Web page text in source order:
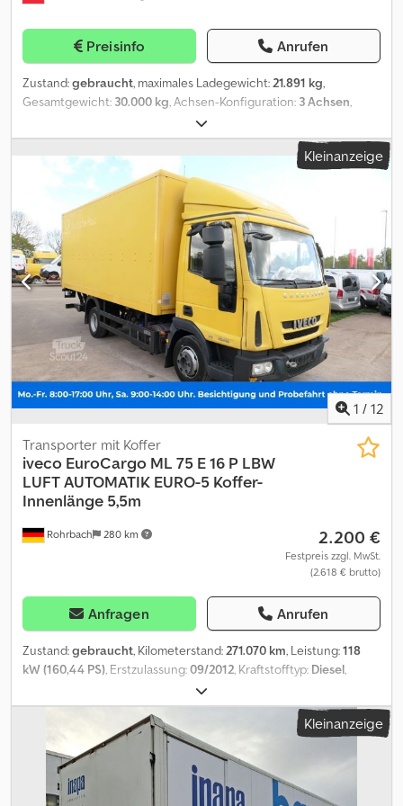
Entscheidend sind nur die im Kaufvertrag enthaltenen
Bestimmungen. Änderungen, Fehler, Tippfehler und Vorverkauf
Geschäftsbedingungen. Sprachen - We speak english - On
parle francais - ?? ????? ?? ????? - Mówimy po polsku - Hablamos
español - Falamos português - Parliamo italiano
Preisinfo Anrufen
Zustand:gebraucht, maximales Ladegewicht:21.891 kg,
Gesamtgewicht: 30.000 kg, Achsen-Konfiguration: 3 Achsen,
, * Fahrzeugdaten * Hersteller: Schmitz
Cargobull * Achsen: 2 * Aufbau: Koffer, Doppelstock, mit
Ladebordwand (ohne Kühlaggregat) * Fahrzeugart: O4
Sattelanhänger * FIN: WSM000005102610 Codpfozqiwdox Afijha *
Typ / Variante / Version: SCB?S2/260 O 30/A 00 * Farbe: Weiß *
Gewichte * Eigengewicht: 8.109 kg * Zulässiges Gesamtgewicht:
30.000 kg * Technisch zulässige Gesamtmasse: 30.000 kg *
Nutzlast: 21.891 kg * Sattellast: 13.000 kg * Achslasten * 1. Achse:
9.000 kg * 2. Achse: 9.000 kg * Bereifung * 385/65 R22.5 160J auf
11.75 × 22.5 ET120 * Hinweis: Der Anhänger war ursprünglich als
Kühlkoffer genehmigt. Das Kühlaggregat ist jedoch nicht mehr
vorhanden. Der Aufbau ist derzeit ein Koffer-Doppelstock mit
Ladebordwand, ohne Kühlaggregat. * Baujahr : 07.09.2012
Kleinanzeige
1 / 12
Rohrbach 280 km
Transporter mit Koffer
iveco EuroCargo ML 75 E 16 P LBW
LUFT AUTOMATIK EURO-5 Koffer-
Innenlänge 5,5m
2.200 €
Festpreis zzgl. MwSt.
(2.618 € brutto)
Anfragen Anrufen
Zustand:gebraucht, Kilometerstand:271.070 km, Leistung:118
kW (160,44 PS), Erstzulassung:09/2012, Kraftstofftyp: Diesel,
, maximales Ladegewicht:
Gesamtgewicht:7.490 kg, Achsen-Konfiguration:4x2, Radstand:
, Kraftstoff:Diesel, Farbe: , Fahrerkabine:Sonstige,
Getriebetyp:Automatisch , Emissionsklasse:
Sonstige, Anzahl der Sitzplätze:2 , Gesamtlänge: 7.300 mm,
Laderaumlänge:
, Laderaumbreite: 2.447 mm
Laderaumhöhe:
2.125 mm , Baujahr:2012, Bauhöhe:3.300 mm
Kleinanzeige